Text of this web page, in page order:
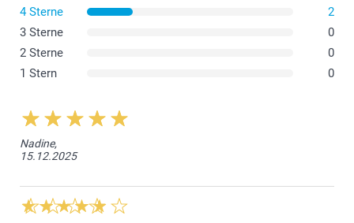
(Anleitung)
4 Sterne
2
3 Sterne
0
2 Sterne
0
1 Stern
0
Nadine,
15.12.2025